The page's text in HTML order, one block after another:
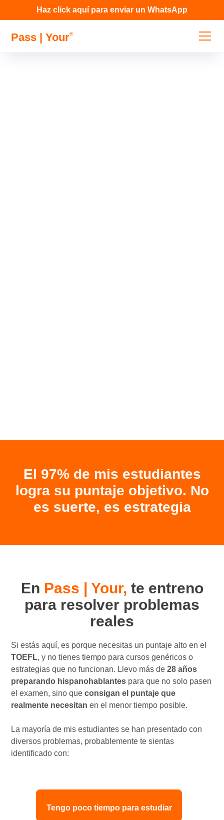
Haz click aquí para enviar un WhatsApp
Pass | Your®
El 97% de mis estudiantes
logra su puntaje objetivo. No
es suerte, es estrategia
En Pass | Your, te entreno
para resolver problemas
reales
Si estás aquí, es porque necesitas un puntaje alto en el
TOEFL, y no tienes tiempo para cursos genéricos o
estrategias que no funcionan. Llevo más de28 años
preparando hispanohablantes para que no solo pasen
el examen, sino queconsigan el puntaje que
realmente necesitan en el menor tiempo posible.
La mayoría de mis estudiantes se han presentado con
diversos problemas, probablemente te sientas
identificado con:
Tengo poco tiempo para estudiar